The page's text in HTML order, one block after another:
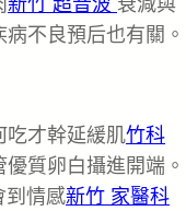
不良預后也有關。
吃才幹延緩肌竹科
質卵白攝進開端。
到情感新竹 家醫科